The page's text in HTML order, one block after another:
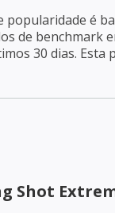
popularidade é
de benchmark
30 dias. Esta
Shot